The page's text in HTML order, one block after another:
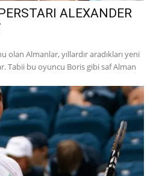
ALEXANDER
olan Almanlar, yıllardır aradıkları yeni
Tabii bu oyuncu Boris gibi saf Alman